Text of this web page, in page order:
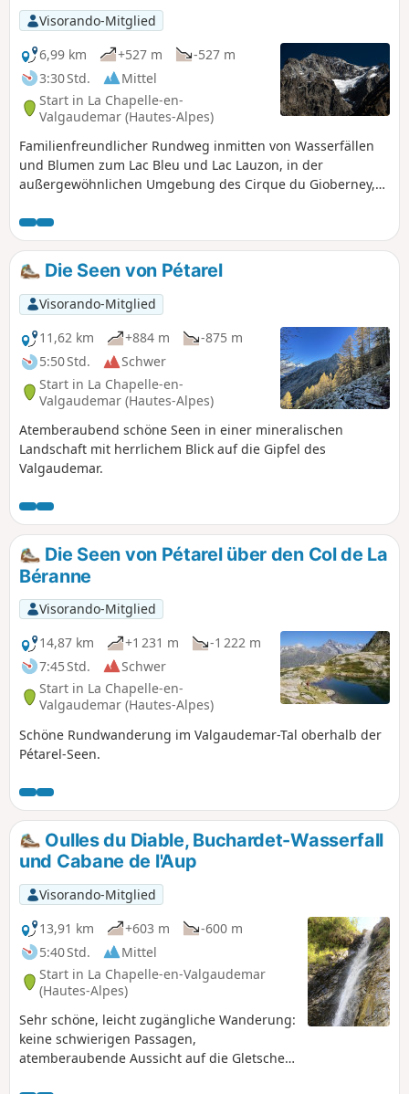
Visorando-Mitglied
6,99 km
+527 m
-527 m
3:30 Std.
Mittel
Start in La Chapelle-en-
Valgaudemar (Hautes-Alpes)
Familienfreundlicher Rundweg inmitten von Wasserfällen
und Blumen zum Lac Bleu und Lac Lauzon, in der
außergewöhnlichen Umgebung des Cirque du Gioberney,
Moderator vom 12.10.2020 : Achtung! Die beiden kleinen
Brücken, die über den Torrent du Lauzon führen, wurden
weggespült..
Die Seen von Pétarel
Visorando-Mitglied
11,62 km
+884 m
-875 m
5:50 Std.
Schwer
Start in La Chapelle-en-
Valgaudemar (Hautes-Alpes)
Atemberaubend schöne Seen in einer mineralischen
Landschaft mit herrlichem Blick auf die Gipfel des
Valgaudemar.
Die Seen von Pétarel über den Col de La
Béranne
Visorando-Mitglied
14,87 km
+1 231 m
-1 222 m
7:45 Std.
Schwer
Start in La Chapelle-en-
Valgaudemar (Hautes-Alpes)
Schöne Rundwanderung im Valgaudemar-Tal oberhalb der
Pétarel-Seen.
Oulles du Diable, Buchardet-Wasserfall
und Cabane de l'Aup
Visorando-Mitglied
13,91 km
+603 m
-600 m
5:40 Std.
Mittel
Start in La Chapelle-en-Valgaudemar
(Hautes-Alpes)
Sehr schöne, leicht zugängliche Wanderung:
keine schwierigen Passagen,
atemberaubende Aussicht auf die Gletscher